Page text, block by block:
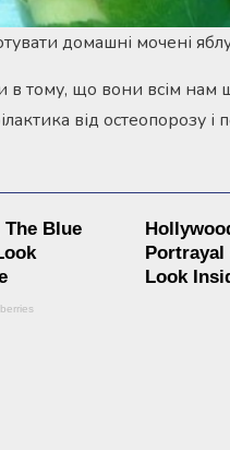
домашні мочені
в тому, що вони всім
від остеопорозу і